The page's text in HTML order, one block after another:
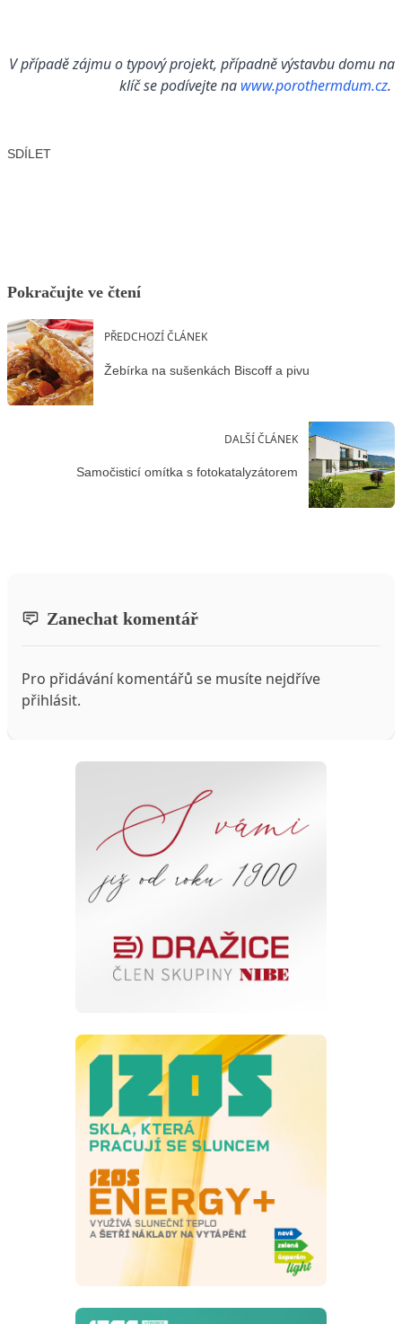
V případě zájmu o typový projekt, případně výstavbu domu na
klíč se podívejte na www.porothermdum.cz.
SDÍLET
Pokračujte ve čtení
PŘEDCHOZÍ ČLÁNEK
Žebírka na sušenkách Biscoff a pivu
DALŠÍ ČLÁNEK
Samočisticí omítka s fotokatalyzátorem
Zanechat komentář
Pro přidávání komentářů se musíte nejdříve
přihlásit.